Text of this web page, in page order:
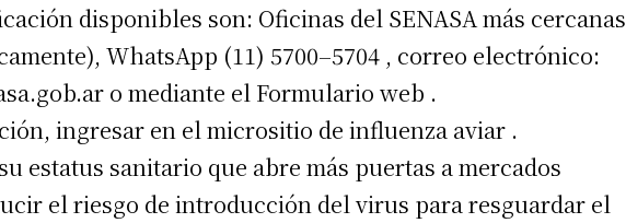
disponibles son: Oficinas del SENASA más cercanas
WhatsApp (11) 5700–5704 , correo electrónico:
o mediante el Formulario web .
ingresar en el micrositio de influenza aviar .
estatus sanitario que abre más puertas a mercados
el riesgo de introducción del virus para resguardar el